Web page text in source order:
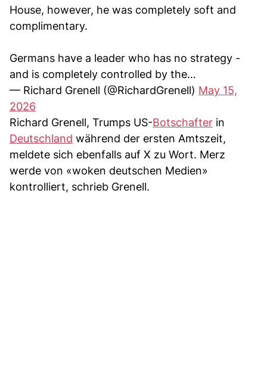
House, however, he was completely soft and
complimentary.
Germans have a leader who has no strategy -
and is completely controlled by the…
— Richard Grenell (@RichardGrenell) May 15,
2026
Richard Grenell, Trumps US-Botschafter in
Deutschland während der ersten Amtszeit,
meldete sich ebenfalls auf X zu Wort. Merz
werde von «woken deutschen Medien»
kontrolliert, schrieb Grenell.